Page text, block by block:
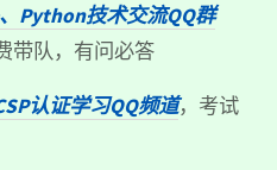
Python技术交流QQ群
带队，有问必答
认证学习QQ频道，考试